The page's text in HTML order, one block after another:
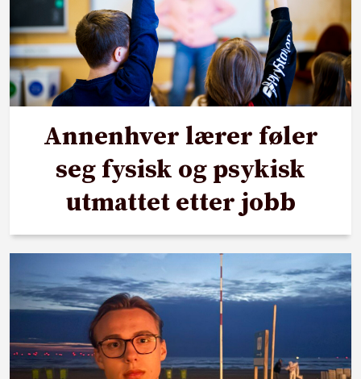
Annenhver lærer føler
seg fysisk og psykisk
utmattet etter jobb